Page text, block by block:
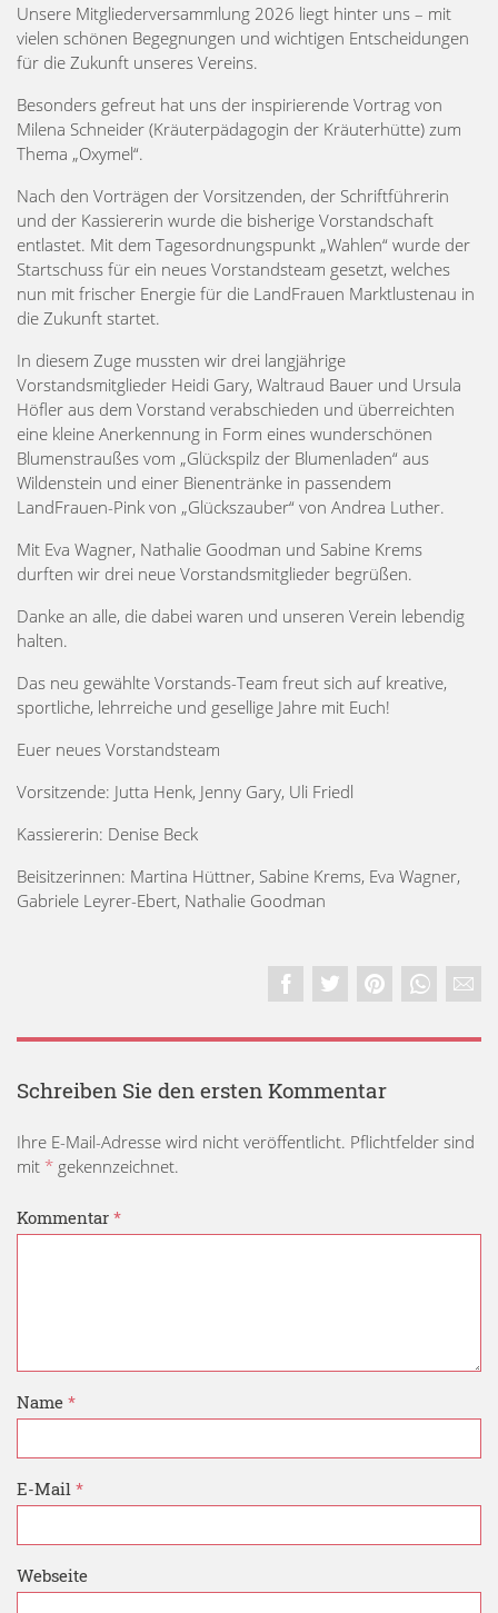
Unsere Mitgliederversammlung 2026 liegt hinter uns – mit
vielen schönen Begegnungen und wichtigen Entscheidungen
für die Zukunft unseres Vereins.
Besonders gefreut hat uns der inspirierende Vortrag von
Milena Schneider (Kräuterpädagogin der Kräuterhütte) zum
Thema „Oxymel“.
Nach den Vorträgen der Vorsitzenden, der Schriftführerin
und der Kassiererin wurde die bisherige Vorstandschaft
entlastet. Mit dem Tagesordnungspunkt „Wahlen“ wurde der
Startschuss für ein neues Vorstandsteam gesetzt, welches
nun mit frischer Energie für die LandFrauen Marktlustenau in
die Zukunft startet.
In diesem Zuge mussten wir drei langjährige
Vorstandsmitglieder Heidi Gary, Waltraud Bauer und Ursula
Höfler aus dem Vorstand verabschieden und überreichten
eine kleine Anerkennung in Form eines wunderschönen
Blumenstraußes vom „Glückspilz der Blumenladen“ aus
Wildenstein und einer Bienentränke in passendem
LandFrauen-Pink von „Glückszauber“ von Andrea Luther.
Mit Eva Wagner, Nathalie Goodman und Sabine Krems
durften wir drei neue Vorstandsmitglieder begrüßen.
Danke an alle, die dabei waren und unseren Verein lebendig
halten.
Das neu gewählte Vorstands-Team freut sich auf kreative,
sportliche, lehrreiche und gesellige Jahre mit Euch!
Euer neues Vorstandsteam
Vorsitzende: Jutta Henk, Jenny Gary, Uli Friedl
Kassiererin: Denise Beck
Beisitzerinnen: Martina Hüttner, Sabine Krems, Eva Wagner,
Gabriele Leyrer-Ebert, Nathalie Goodman
Schreiben Sie den ersten Kommentar
Ihre E-Mail-Adresse wird nicht veröffentlicht. Pflichtfelder sind
mit * gekennzeichnet.
Kommentar *
Name *
E-Mail *
Webseite